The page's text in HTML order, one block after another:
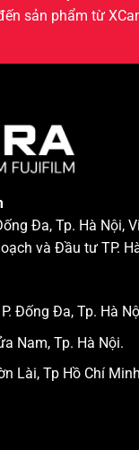
sản phẩm từ
Đa, Tp. Hà Nội,
và Đầu tư TP.
Đống Đa, Tp. Hà
Nam, Tp. Hà Nội.
Lài, Tp Hồ Chí